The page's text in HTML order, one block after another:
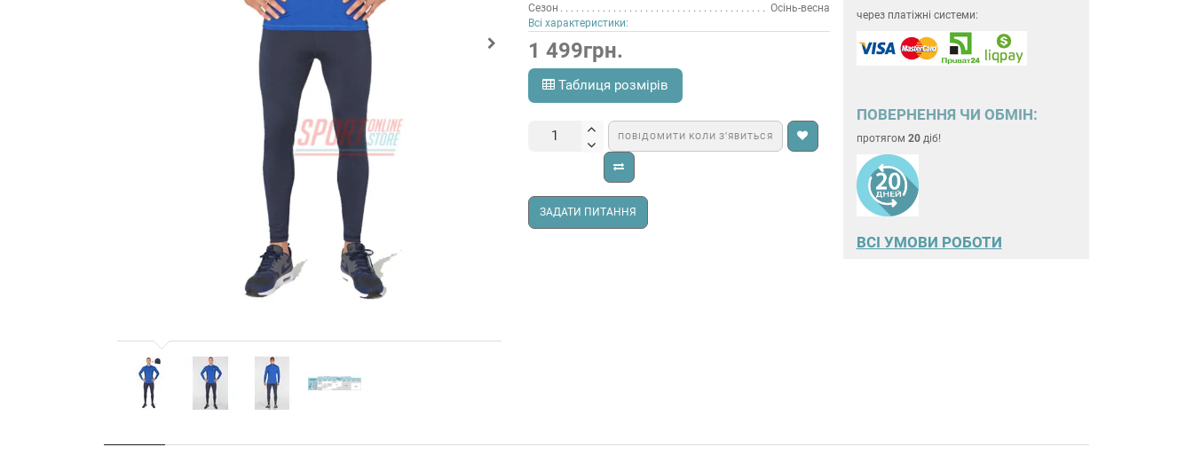
Сезон
Осінь-весна
Всі характеристики:
1 499грн.
Таблиця розмірів
ПОВІДОМИТИ КОЛИ З’ЯВИТЬСЯ
ЗАДАТИ ПИТАННЯ
через платіжні системи:
ПОВЕРНЕННЯ ЧИ ОБМІН:
протягом 20діб!
ВСІ УМОВИ РОБОТИ